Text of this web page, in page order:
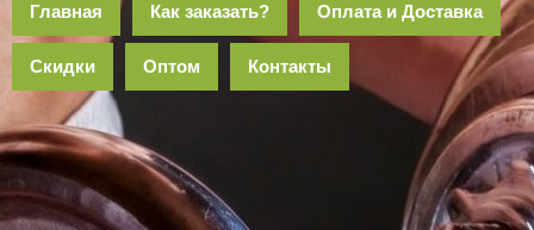
Главная Как заказать? Оплата и Доставка
Скидки Оптом Контакты